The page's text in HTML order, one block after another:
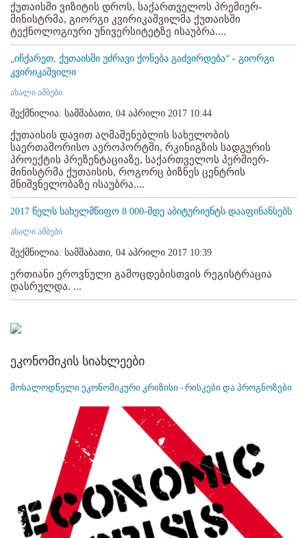
ქუთაისში ვიზიტის დროს, საქართველოს პრემიერ-
მინისტრმა, გიორგი კვირიკაშვილმა ქუთაისში
ტექნოლოგიური უნივერსიტეტზე ისაუბრა....
„იჩქარეთ, ქუთაისში უძრავი ქონება გაძვირდება“ - გიორგი
კვირიკაშვილი
ახალი ამბები
შექმნილია: სამშაბათი, 04 აპრილი 2017 10:44
ქუთაისის დავით აღმაშენებლის სახელობის
საერთაშორისო აეროპორტში, რკინიგზის სადგურის
პროექტის პრეზენტაციაზე, საქართველოს პერმიერ-
მინისტრმა ქუთაისის, როგორც ბიზნეს ცენტრის
მნიშვნელობაზე ისაუბრა....
2017 წელს სახელმწიფო 8 000-მდე აბიტურიენტს დააფინანსებს
ახალი ამბები
შექმნილია: სამშაბათი, 04 აპრილი 2017 10:39
ერთიანი ეროვნული გამოცდებისთვის რეგისტრაცია
დასრულდა. ...
ეკონომიკის სიახლეები
მოსალოდნელი ეკონომიკური კრიზისი - რისკები და პროგნოზები